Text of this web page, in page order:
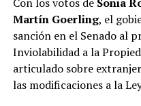
Pastori sostuvo que “la
para el otro” y que
que Rovira reemplazó al
“duró dos meses”; y que
generar una política
Martín Goerling, el
sanción en el Senado al
Inviolabilidad a la
articulado sobre
las modificaciones a la